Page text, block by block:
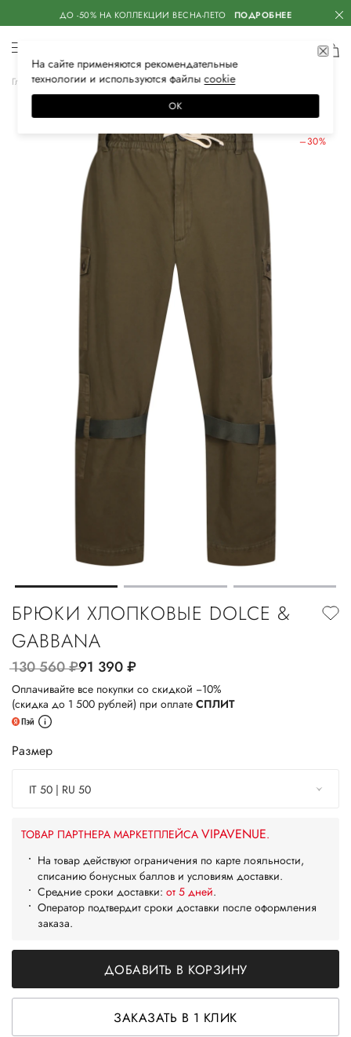
ДО -50% НА КОЛЛЕКЦИИ ВЕСНА-ЛЕТО ПОДРОБНЕЕ
Главная Мужская Одежда Брюки Брюки-карго
–30%
БРЮКИ ХЛОПКОВЫЕ DOLCE &
GABBANA
130 560руб.91 390руб.
Оплачивайте все покупки со скидкой −10%
(скидка до 1 500 рублей) при оплате СПЛИТ
Размер
IT 50 | RU 50
ТОВАР ПАРТНЕРА МАРКЕТПЛЕЙСА VIPAVENUE.
На товар действуют ограничения по карте лояльности,
списанию бонусных баллов и условиям доставки.
Средние сроки доставки: от 5 дней.
Оператор подтвердит сроки доставки после оформления
заказа.
ДОБАВИТЬ В КОРЗИНУ
ЗАКАЗАТЬ В 1 КЛИК
На сайте применяются рекомендательные
технологии и используются файлысооkiе
ОК